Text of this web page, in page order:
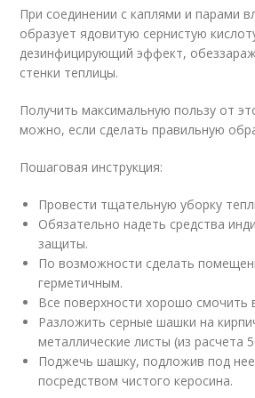
При соединении с каплями и парами
образует ядовитую сернистую
дезинфицирующий эффект,
стенки теплицы.
Получить максимальную пользу от
можно, если сделать правильную
Пошаговая инструкция:
Провести тщательную уборку
Обязательно надеть средства
защиты.
По возможности сделать
герметичным.
Все поверхности хорошо смочить
Разложить серные шашки на
металлические листы (из расчета
Поджечь шашку, подложив под
посредством чистого керосина.